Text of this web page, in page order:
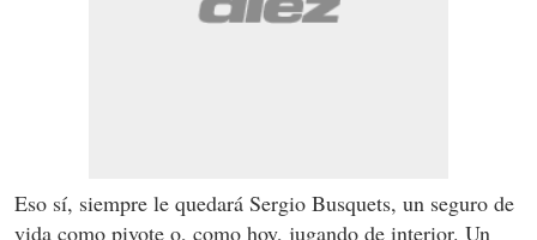
Eso sí, siempre le quedará Sergio Busquets, un seguro de
vida como pivote o, como hoy, jugando de interior. Un